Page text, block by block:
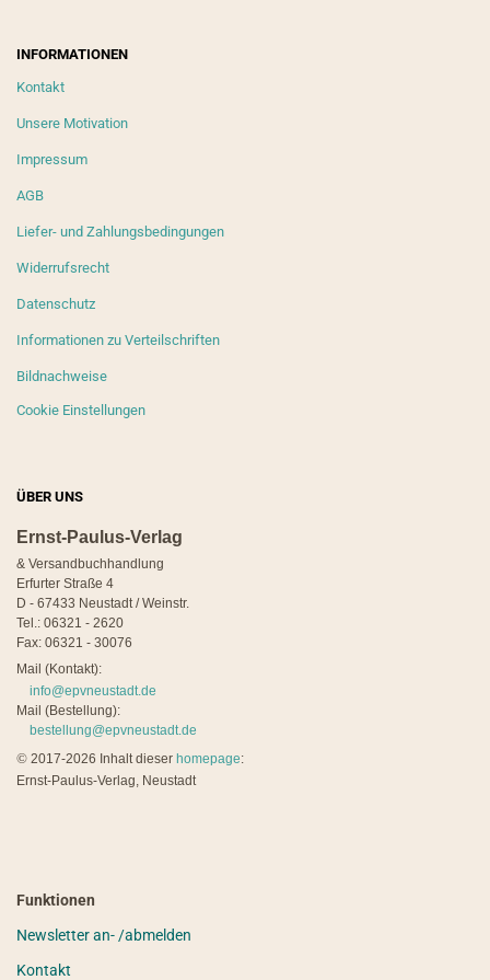
INFORMATIONEN
Kontakt
Unsere Motivation
Impressum
AGB
Liefer- und Zahlungsbedingungen
Widerrufsrecht
Datenschutz
Informationen zu Verteilschriften
Bildnachweise
Cookie Einstellungen
ÜBER UNS
Ernst-Paulus-Verlag
& Versandbuchhandlung
Erfurter Straße 4
D - 67433 Neustadt / Weinstr.
Tel.: 06321 - 2620
Fax: 06321 - 30076
Mail (Kontakt):
info@epvneustadt.de
Mail (Bestellung):
bestellung@epvneustadt.de
© 2017-2026 Inhalt dieser homepage:
Ernst-Paulus-Verlag, Neustadt
Funktionen
Newsletter an- /abmelden
Kontakt